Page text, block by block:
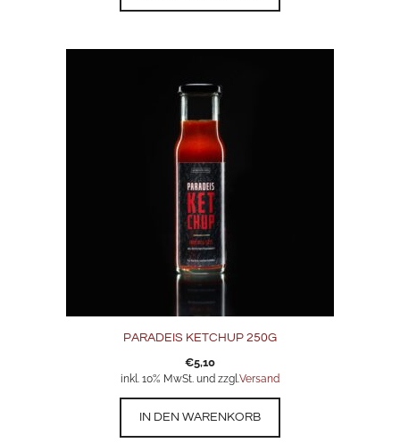
PARADEIS KETCHUP 250G
€5,10
inkl. 10% MwSt. und zzgl.Versand
IN DEN WARENKORB